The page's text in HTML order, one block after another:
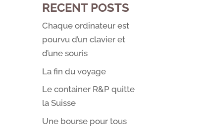
RECENT POSTS
Chaque ordinateur est
pourvu d’un clavier et
d’une souris
La fin du voyage
Le container R&P quitte
la Suisse
Une bourse pour tous